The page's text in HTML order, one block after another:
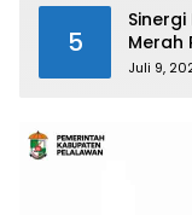
5
Merah
Juli 9,